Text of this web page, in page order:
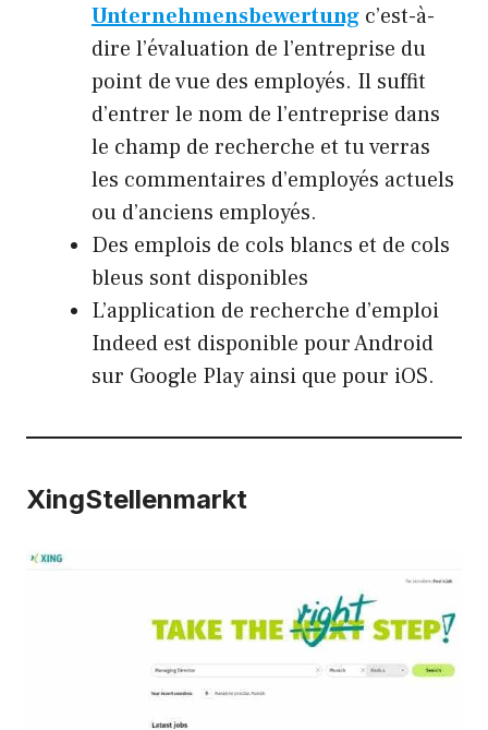
Unternehmensbewertung c’est-à-
dire l’évaluation de l’entreprise du
point de vue des employés. Il suffit
d’entrer le nom de l’entreprise dans
le champ de recherche et tu verras
les commentaires d’employés actuels
ou d’anciens employés.
Des emplois de cols blancs et de cols
bleus sont disponibles
L’application de recherche d’emploi
Indeed est disponible pour Android
sur Google Play ainsi que pour iOS.
XingStellenmarkt